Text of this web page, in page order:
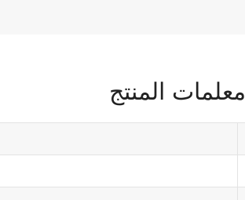
معلمات المنتج